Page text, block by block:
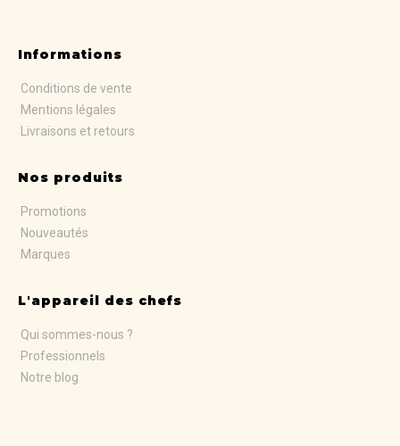
Informations
Conditions de vente
Mentions légales
Livraisons et retours
Nos produits
Promotions
Nouveautés
Marques
L'appareil des chefs
Qui sommes-nous ?
Professionnels
Notre blog